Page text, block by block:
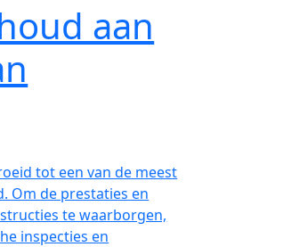
aan
tot een van de meest
Om de prestaties en
te waarborgen,
inspecties en